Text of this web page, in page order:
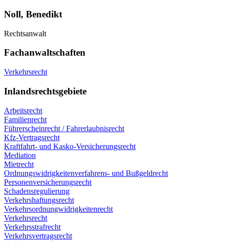
Noll, Benedikt
Rechtsanwalt
Fachanwaltschaften
Verkehrsrecht
Inlandsrechtsgebiete
Arbeitsrecht
Familienrecht
Führerscheinrecht / Fahrerlaubnisrecht
Kfz-Vertragsrecht
Kraftfahrt- und Kasko-Versicherungsrecht
Mediation
Mietrecht
Ordnungswidrigkeitenverfahrens- und Bußgeldrecht
Personenversicherungsrecht
Schadensregulierung
Verkehrshaftungsrecht
Verkehrsordnungwidrigkeitenrecht
Verkehrsrecht
Verkehrsstrafrecht
Verkehrsvertragsrecht